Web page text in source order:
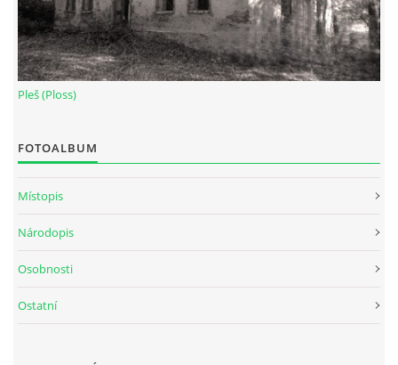
Pleš (Ploss)
FOTOALBUM
Místopis
Národopis
Osobnosti
Ostatní